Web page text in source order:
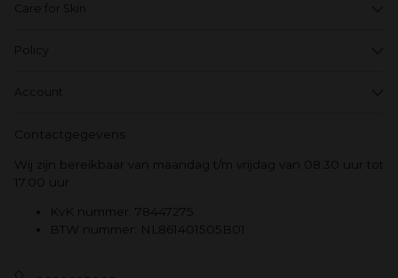
Care for Skin
Policy
Account
Contactgegevens
Wij zijn bereikbaar van maandag t/m vrijdag van 08.30 uur tot
17.00 uur
KvK nummer: 78447275
BTW nummer: NL861401505B01